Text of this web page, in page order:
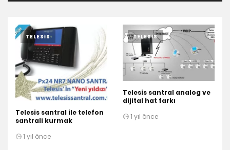
TELESIS
Telesis santral ile telefon
santrali kurmak
1 yıl önce
TELESIS
Telesis santral analog ve
dijital hat farkı
1 yıl önce